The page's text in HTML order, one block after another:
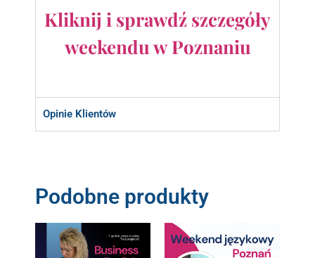
Kliknij i sprawdź szczegóły
weekendu w Poznaniu
Opinie Klientów
Podobne produkty